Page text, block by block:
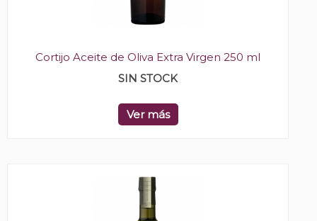
Cortijo Aceite de Oliva Extra Virgen 250 ml
SIN STOCK
Ver más